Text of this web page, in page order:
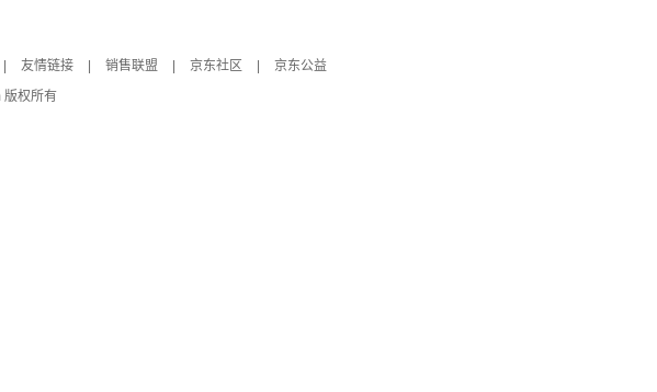
友情链接 销售联盟 京东社区
京东公益
版权所有